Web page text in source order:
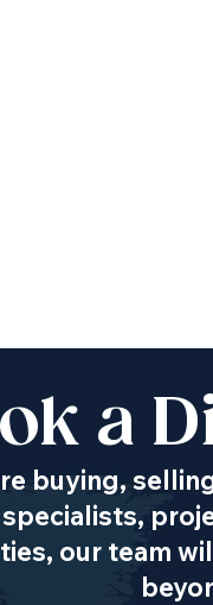
a
buying,
our team